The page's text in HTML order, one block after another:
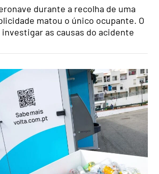
durante a recolha de uma
matou o único ocupante. O
investigar as causas do acidente